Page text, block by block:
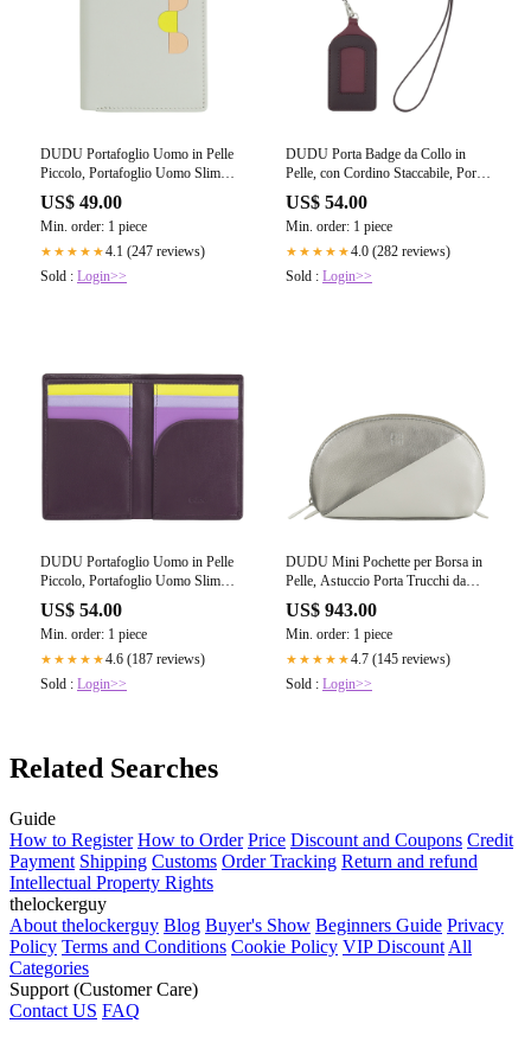
DUDU Portafoglio Uomo in Pelle
Piccolo, Portafoglio Uomo Slim
Compatto con Porta Carte di
Credito, Porta Banconote Contanti,
Zip Portamonete, con Protezione
RFID
US$ 49.00
Min. order: 1 piece
★★★★★4.1 (247 reviews)
Sold : Login>>
DUDU Porta Badge da Collo in
Pelle, con Cordino Staccabile, Porta
Pass formato Carta di Credito,
Portabadge per Fiere Convegni
Ufficio
US$ 54.00
Min. order: 1 piece
★★★★★4.0 (282 reviews)
Sold : Login>>
DUDU Portafoglio Uomo in Pelle
Piccolo, Portafoglio Uomo Slim
Compatto con Porta Carte di
Credito, Porta Banconote Contanti,
Zip Portamonete, con Protezione
RFID
US$ 54.00
Min. order: 1 piece
★★★★★4.6 (187 reviews)
Sold : Login>>
DUDU Mini Pochette per Borsa in
Pelle, Astuccio Porta Trucchi da
Viaggio, Piccola Trousse con
Cerniera da Borsetta, Design
Colorato
US$ 943.00
Min. order: 1 piece
★★★★★4.7 (145 reviews)
Sold : Login>>
Related Searches
Guide
How to Register How to Order Price Discount and Coupons Credit
Payment Shipping Customs Order Tracking Return and refund
Intellectual Property Rights
thelockerguy
About thelockerguy Blog Buyer's Show Beginners Guide Privacy
Policy Terms and Conditions Cookie Policy VIP Discount All
Categories
Support (Customer Care)
Contact US FAQ